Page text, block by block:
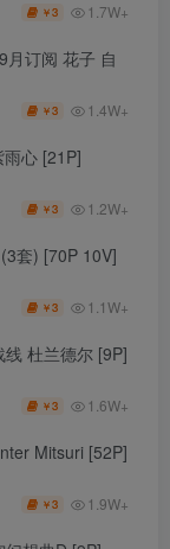
￥3 1.7W+
订阅 花子 自
￥3 1.4W+
心 [21P]
￥3 1.2W+
套) [70P 10V]
￥3 1.1W+
杜兰德尔 [9P]
￥3 1.6W+
Mitsuri [52P]
￥3 1.9W+